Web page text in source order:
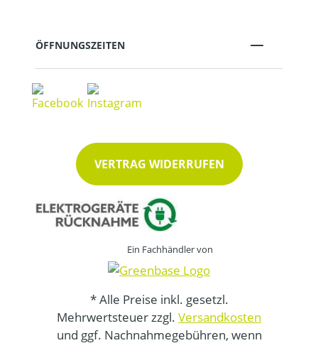
ÖFFNUNGSZEITEN
VERTRAG WIDERRUFEN
Ein Fachhändler von
* Alle Preise inkl. gesetzl.
Mehrwertsteuer zzgl. Versandkosten
und ggf. Nachnahmegebühren, wenn